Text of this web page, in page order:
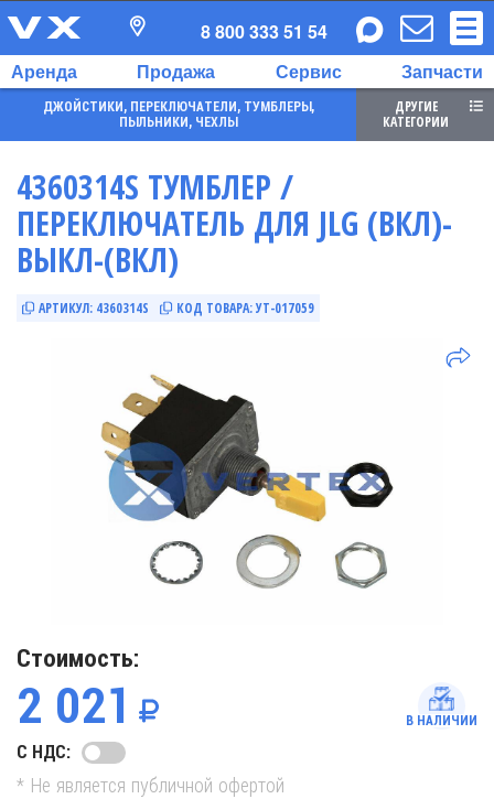
Аренда Продажа Сервис Запчасти
8 800 333 51 54
ДЖОЙСТИКИ, ПЕРЕКЛЮЧАТЕЛИ, ТУМБЛЕРЫ,
ПЫЛЬНИКИ, ЧЕХЛЫ
ДРУГИЕ
КАТЕГОРИИ
4360314S ТУМБЛЕР /
ПЕРЕКЛЮЧАТЕЛЬ ДЛЯ JLG (ВКЛ)-
ВЫКЛ-(ВКЛ)
АРТИКУЛ: 4360314S КОД ТОВАРА:УТ-017059
Стоимость:
2 021 В НАЛИЧИИ
С НДС:
* Не является публичной офертой